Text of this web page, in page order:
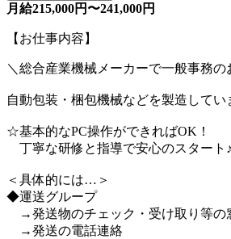
月給215,000円〜241,000円
【お仕事内容】
＼総合産業機械メーカーで一般事務の
自動包装・梱包機械などを製造してい
☆基本的なPC操作ができればOK！
丁寧な研修と指導で安心のスタート♪
＜具体的には…＞
◆運送グループ
→発送物のチェック・受け取り等の
→発送の電話連絡